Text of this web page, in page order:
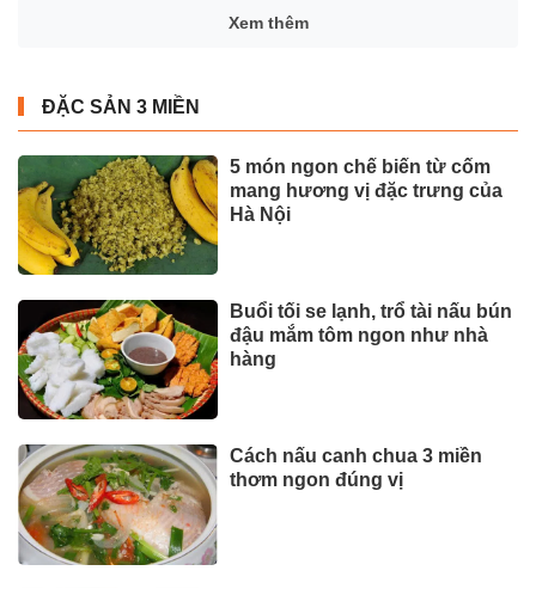
Xem thêm
ĐẶC SẢN 3 MIỀN
5 món ngon chế biến từ cốm
mang hương vị đặc trưng của
Hà Nội
Buổi tối se lạnh, trổ tài nấu bún
đậu mắm tôm ngon như nhà
hàng
Cách nấu canh chua 3 miền
thơm ngon đúng vị